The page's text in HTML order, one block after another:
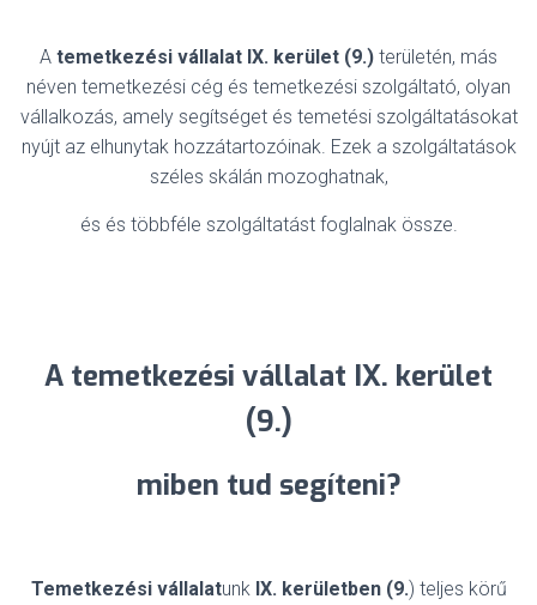
A temetkezési vállalat IX. kerület (9.) területén, más
néven temetkezési cég és temetkezési szolgáltató, olyan
vállalkozás, amely segítséget és temetési szolgáltatásokat
nyújt az elhunytak hozzátartozóinak. Ezek a szolgáltatások
széles skálán mozoghatnak,
és és többféle szolgáltatást foglalnak össze.
A temetkezési vállalat IX. kerület
(9.)
miben tud segíteni?
Temetkezési vállalatunk IX. kerületben (9.) teljes körű